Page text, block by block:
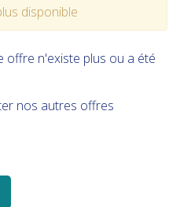
disponible
offre n'existe plus ou a été
nos autres offres